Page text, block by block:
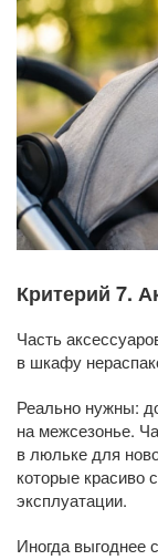
Критерий 7.
Часть
в шкафу
Реально нужны:
на межсезонье.
в люльке для
которые красиво
эксплуатации.
Иногда выгоднее